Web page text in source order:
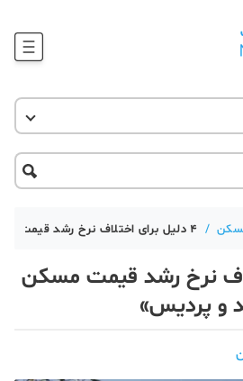
آموزش املاک
حقوقی
آکادمی
/ ۴ دلیل برای اختلاف نرخ رشد قیمت مسکن بین تهران با «پرند و پردیس»
نرخ رشد قیمت مسکن
و پردیس»